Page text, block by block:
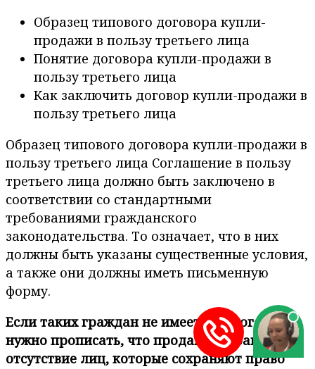
Образец типового договора купли-
продажи в пользу третьего лица
Понятие договора купли-продажи в
пользу третьего лица
Как заключить договор купли-продажи в
пользу третьего лица
Образец типового договора купли-продажи в
пользу третьего лица Соглашение в пользу
третьего лица должно быть заключено в
соответствии со стандартными
требованиями гражданского
законодательства. То означает, что в них
должны быть указаны существенные условия,
а также они должны иметь письменную
форму.
Если таких граждан не имеется, в договоре
нужно прописать, что продавец гарантирует
отсутствие лиц, которые сохраняют право